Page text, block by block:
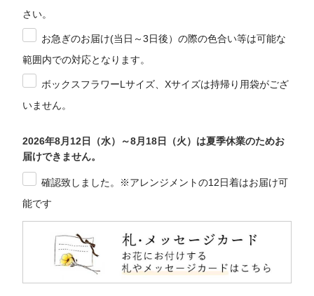
さい。
お急ぎのお届け(当日～3日後）の際の色合い等は可能な
範囲内での対応となります。
ボックスフラワーLサイズ、Xサイズは持帰り用袋がござ
いません。
2026年8月12日（水）～8月18日（火）は夏季休業のためお
届けできません。
確認致しました。※アレンジメントの12日着はお届け可
能です